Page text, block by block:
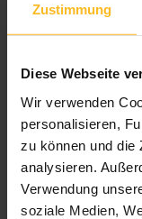
Zustimmung
Diese Webseite
Wir verwenden
personalisieren,
zu können und die
analysieren.
Verwendung
soziale Medien,
Sendefrequenz:
unterschiedlicher
und mehr
Steuerungs-
Niederschlag,
Dämmerung,
Außentemperatur
Astrofunktion